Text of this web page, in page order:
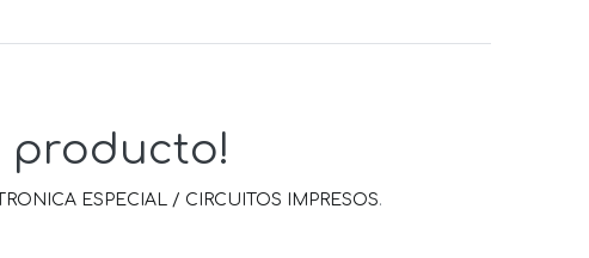
producto!
ESPECIAL / CIRCUITOS IMPRESOS.